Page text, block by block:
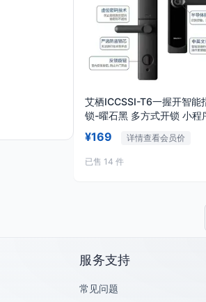
艾栖ICCSSI-T6一握开智能
锁-曜石黑 多方式开锁 小程
¥169 详情查看会员价
已售 14 件
服务支持
常见问题